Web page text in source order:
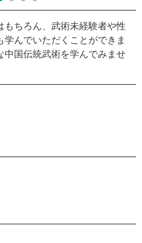
もちろん、武術未経験者や性
んでいただくことができま
中国伝統武術を学んでみませ